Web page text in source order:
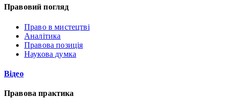
Правовий погляд
Право в мистецтві
Аналітика
Правова позиція
Наукова думка
Відео
Правова практика